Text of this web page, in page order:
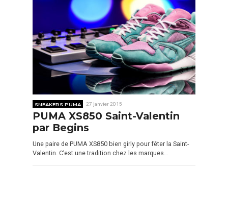
SNEAKERS PUMA 27 janvier 2015
PUMA XS850 Saint-Valentin
par Begins
Une paire de PUMA XS850 bien girly pour fêter la Saint-
Valentin. C’est une tradition chez les marques…